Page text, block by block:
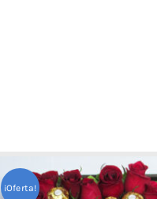
¡Oferta!